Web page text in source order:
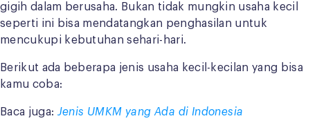
gigih dalam berusaha. Bukan tidak mungkin usaha kecil
seperti ini bisa mendatangkan penghasilan untuk
mencukupi kebutuhan sehari-hari.
Berikut ada beberapa jenis usaha kecil-kecilan yang bisa
kamu coba:
Baca juga: Jenis UMKM yang Ada di Indonesia